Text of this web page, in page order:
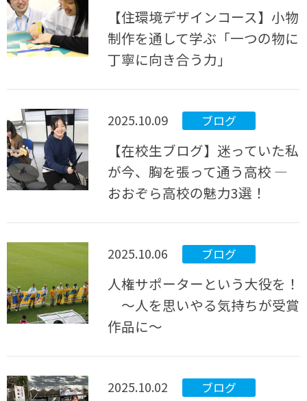
【住環境デザインコース】小物
制作を通して学ぶ「一つの物に
丁寧に向き合う力」
2025.10.09 ブログ
【在校生ブログ】迷っていた私
が今、胸を張って通う高校 ―
おおぞら高校の魅力3選！
2025.10.06 ブログ
人権サポーターという大役を！
～人を思いやる気持ちが受賞
作品に～
2025.10.02 ブログ